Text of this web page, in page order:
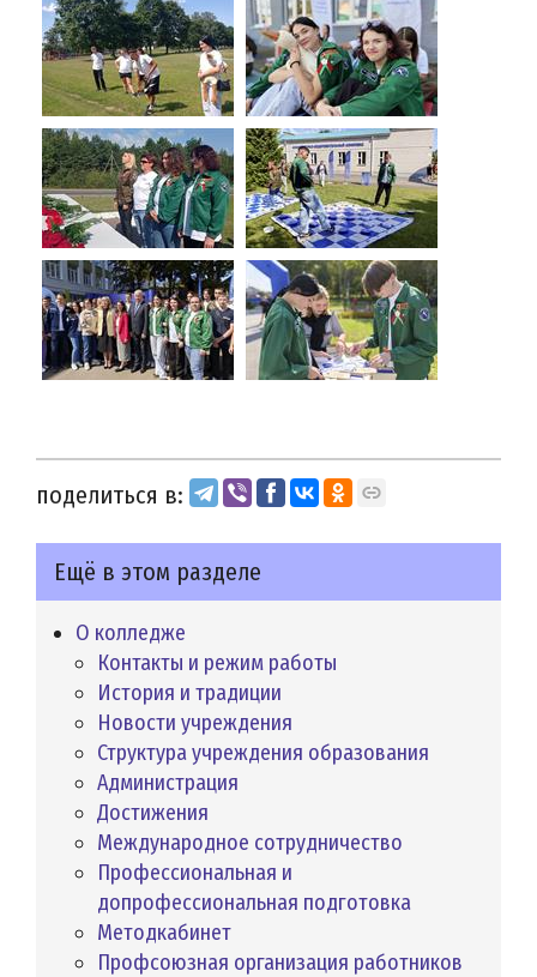
поделиться в:
Ещё в этом разделе
О колледже
Контакты и режим работы
История и традиции
Новости учреждения
Структура учреждения образования
Администрация
Достижения
Международное сотрудничество
Профессиональная и
допрофессиональная подготовка
Методкабинет
Профсоюзная организация работников